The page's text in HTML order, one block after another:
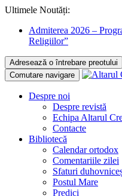
Ultimele Noutăți:
Admiterea 2026 –
Religiilor”
Adresează o întrebare preotului
Comutare navigare
Despre noi
Despre revistă
Echipa Altarul
Contacte
Bibliotecă
Calendar ortodox
Comentariile zilei
Sfaturi
Postul Mare
Predici